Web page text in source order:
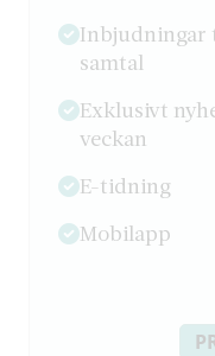
Inbjudningar
samtal
Exklusivt
veckan
E-tidning
Mobilapp